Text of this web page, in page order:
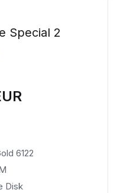
Special 2
6122
Disk